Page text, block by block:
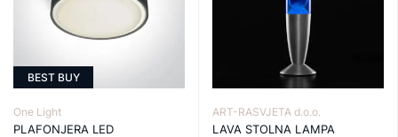
BEST BUY
One Light
PLAFONJERA LED
ART-RASVJETA d.o.o.
LAVA STOLNA LAMPA